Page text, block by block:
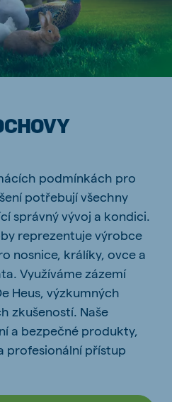
podmínkách pro
potřebují všechny
správný vývoj a kondici.
reprezentuje výrobce
nosnice, králíky, ovce a
Využíváme zázemí
Heus, výzkumných
zkušeností. Naše
a bezpečné produkty,
profesionální přístup